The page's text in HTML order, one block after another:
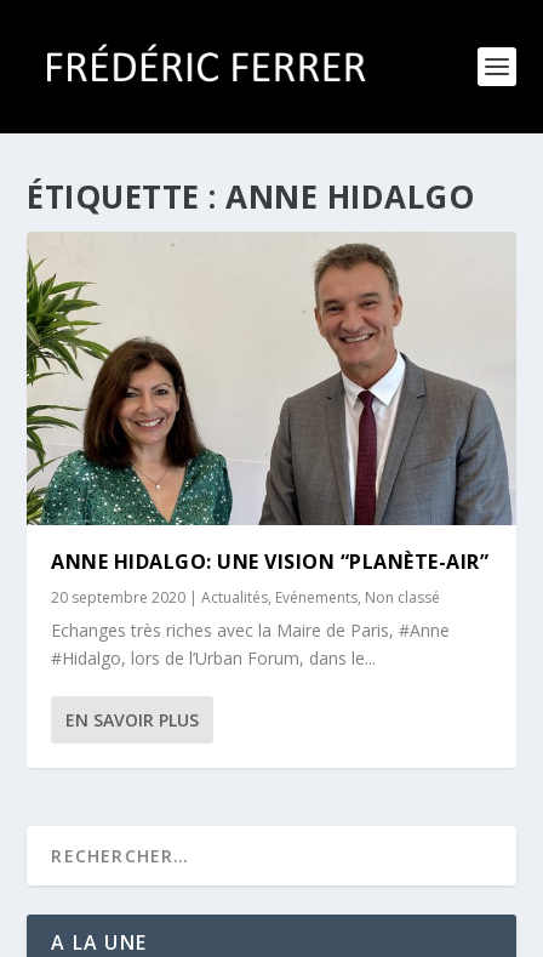
ÉTIQUETTE :ANNE HIDALGO
ANNE HIDALGO: UNE VISION “PLANÈTE-AIR”
20 septembre 2020 |Actualités, Evénements, Non classé
Echanges très riches avec la Maire de Paris, #Anne
#Hidalgo, lors de l’Urban Forum, dans le...
EN SAVOIR PLUS
A LA UNE